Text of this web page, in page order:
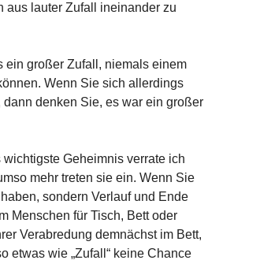
aus lauter Zufall ineinander zu
ein großer Zufall, niemals einem
Wenn Sie sich allerdings
dann denken Sie, es war ein großer
Geheimnis verrate ich
mehr treten sie ein. Wenn Sie
sondern Verlauf und Ende
Menschen für Tisch, Bett oder
Verabredung demnächst im Bett,
etwas wie „Zufall“ keine Chance